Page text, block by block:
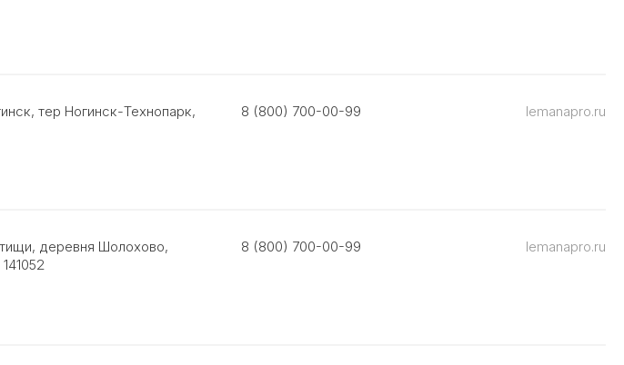
тер Ногинск-Технопарк,
8 (800) 700-00-99 lemanapro.ru
деревня Шолохово,
8 (800) 700-00-99 lemanapro.ru